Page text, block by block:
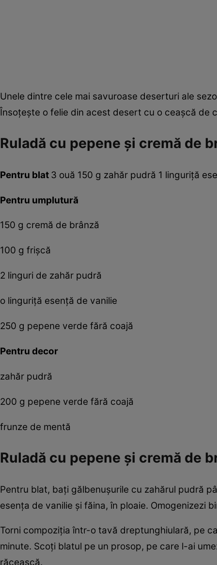
Unele dintre cele mai savuroase deserturi ale
Însoţeşte o felie din acest desert cu o ceaşcă de
Ruladă cu pepene şi cremă de
Pentru blat 3 ouă 150 g zahăr pudră 1 linguriţă
Pentru umplutură
150 g cremă de brânză
100 g frişcă
2 linguri de zahăr pudră
o linguriţă esenţă de vanilie
250 g pepene verde fără coajă
Pentru decor
zahăr pudră
200 g pepene verde fără coajă
frunze de mentă
Ruladă cu pepene şi cremă de
Pentru blat, baţi gălbenuşurile cu zahărul pudră
esenţa de vanilie şi făina, în ploaie. Omogenizezi
Torni compoziţia într-o tavă dreptunghiulară, pe
minute. Scoţi blatul pe un prosop, pe care l-ai
răcească.